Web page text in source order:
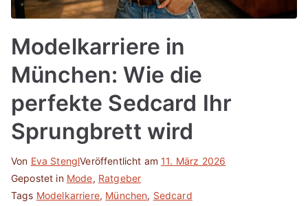
Modelkarriere in
München: Wie die
perfekte Sedcard Ihr
Sprungbrett wird
Von Eva StenglVeröffentlicht am11. März 2026
Gepostet in Mode, Ratgeber
Tags Modelkarriere, München, Sedcard